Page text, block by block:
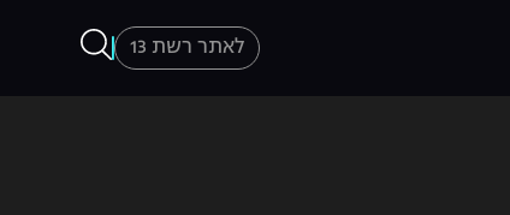
לאתר רשת 13